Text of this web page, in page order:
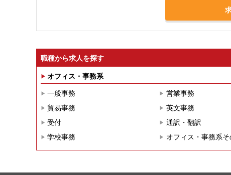
職種から求人を探す
オフィス・事務系
一般事務
営業事務
貿易事務
英文事務
受付
通訳・翻訳
学校事務
オフィス・事務系